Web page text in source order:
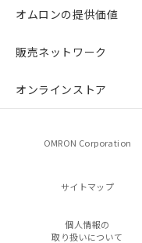
オムロンの提供価値
販売ネットワーク
オンラインストア
OMRON Corporation
サイトマップ
個人情報の
取り扱いについて